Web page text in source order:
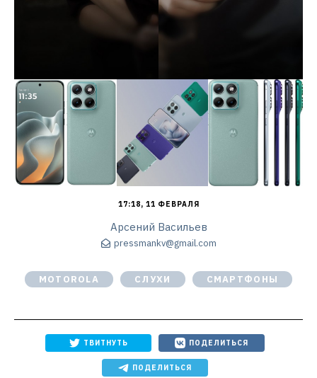
17:18, 11 ФЕВРАЛЯ
Арсений Васильев
pressmankv@gmail.com
MOTOROLA СЛУХИ СМАРТФОНЫ
ТВИТНУТЬ ПОДЕЛИТЬСЯ
ПОДЕЛИТЬСЯ